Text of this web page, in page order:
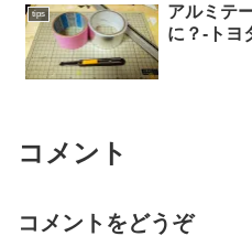
tips
アルミテ
に？-トヨ
コメント
コメントをどうぞ